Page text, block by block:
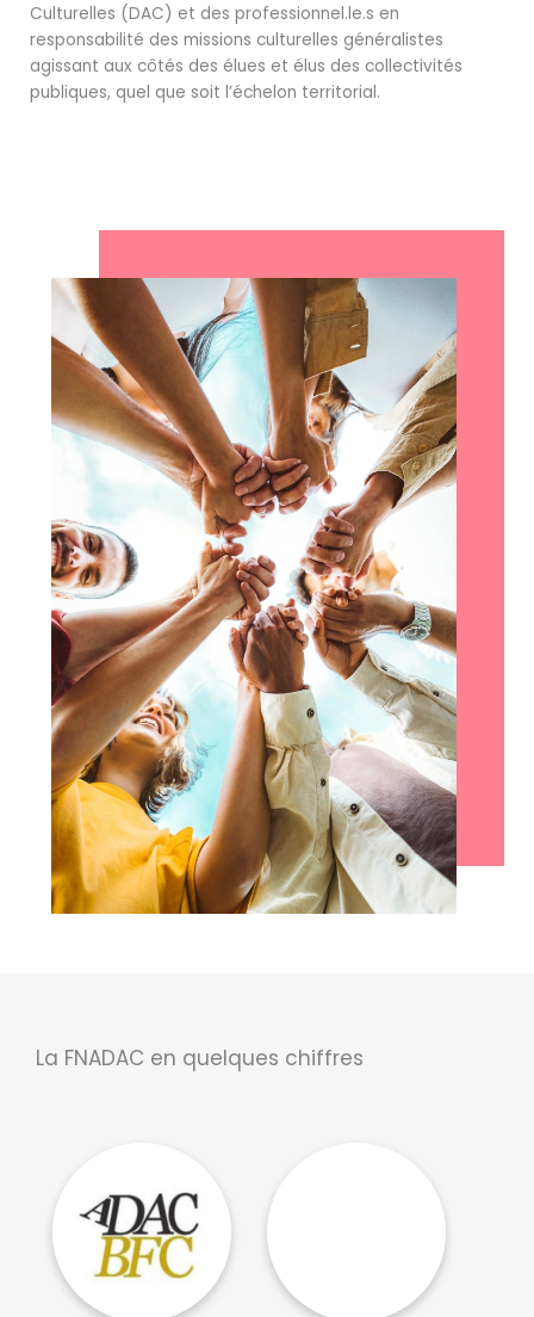
Culturelles (DAC) et des professionnel.le.s en
responsabilité des missions culturelles généralistes
agissant aux côtés des élues et élus des collectivités
publiques, quel que soit l’échelon territorial.
La FNADAC en quelques chiffres
Président : Thierry
CRETEUR
Association des
Directrices et
Directeurs de la
Culture de Bourgogne
Franche-Comté